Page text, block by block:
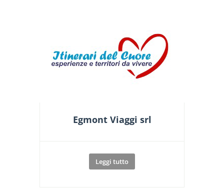
Egmont Viaggi srl
Leggi tutto